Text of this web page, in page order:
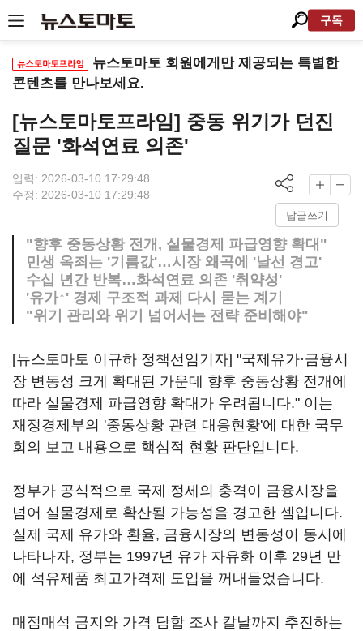
구독
뉴스토마토 회원에게만 제공되는 특별한
콘텐츠를 만나보세요.
[뉴스토마토프라임] 중동 위기가 던진
질문 '화석연료 의존'
입력: 2026-03-10 17:29:48
수정: 2026-03-10 17:29:48
답글쓰기
"향후 중동상황 전개, 실물경제 파급영향 확대"
민생 옥죄는 '기름값'…시장 왜곡에 '날선 경고'
수십 년간 반복…화석연료 의존 '취약성'
'유가↑' 경제 구조적 과제 다시 묻는 계기
"위기 관리와 위기 넘어서는 전략 준비해야"
[뉴스토마토 이규하 정책선임기자] "국제유가·금융시
장 변동성 크게 확대된 가운데 향후 중동상황 전개에
따라 실물경제 파급영향 확대가 우려됩니다." 이는
재정경제부의 '중동상황 관련 대응현황'에 대한 국무
회의 보고 내용으로 핵심적 현황 판단입니다.
정부가 공식적으로 국제 정세의 충격이 금융시장을
넘어 실물경제로 확산될 가능성을 경고한 셈입니다.
실제 국제 유가와 환율, 금융시장의 변동성이 동시에
나타나자, 정부는 1997년 유가 자유화 이후 29년 만
에 석유제품 최고가격제 도입을 꺼내들었습니다.
매점매석 금지와 가격 담합 조사 칼날까지 추진하는